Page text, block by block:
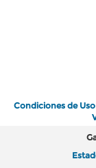
Condiciones de Uso